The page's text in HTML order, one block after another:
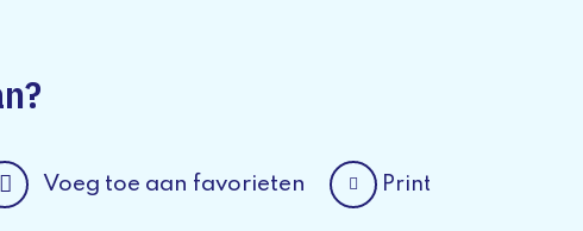
Voeg toe aan favorieten Print